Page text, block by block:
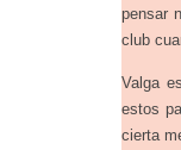
pensar
club
Valga
estos
cierta